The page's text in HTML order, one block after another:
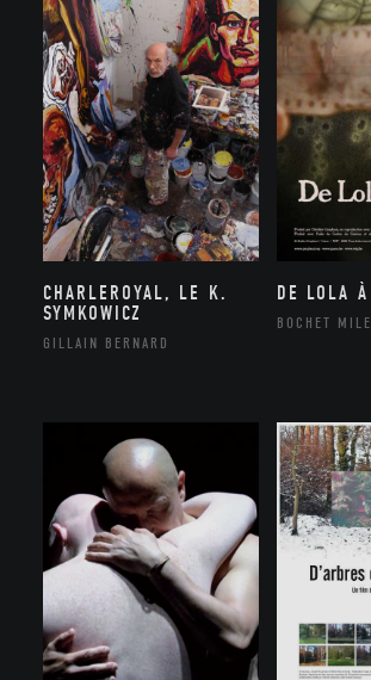
CHARLEROYAL, LE K.
SYMKOWICZ
GILLAIN BERNARD
DE LOLA
BOCHET